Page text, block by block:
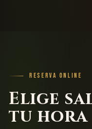
RESERVA ONLINE
Elige
tu hora